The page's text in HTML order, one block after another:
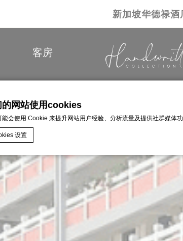
的网站使用cookies
能会使用 Cookie 来提升网站用户经验、分析流量及提供社群媒体
设置
edge Macaron CMP的Cookie声明。最后更新：2026-01-06。
么是cookie？
是網站用來增強用戶體驗的少量文本信息。 接受所有 cookie
政策
必要类
新加坡华德禄酒
客房